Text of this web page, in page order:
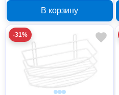
В корзину
-31%